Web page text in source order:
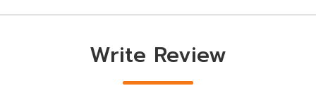
Write Review